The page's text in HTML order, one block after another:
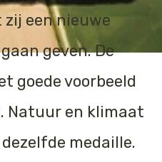
zij eennieuwe
geven. De
goede voorbeeld
Natuur en klimaat
medaille.